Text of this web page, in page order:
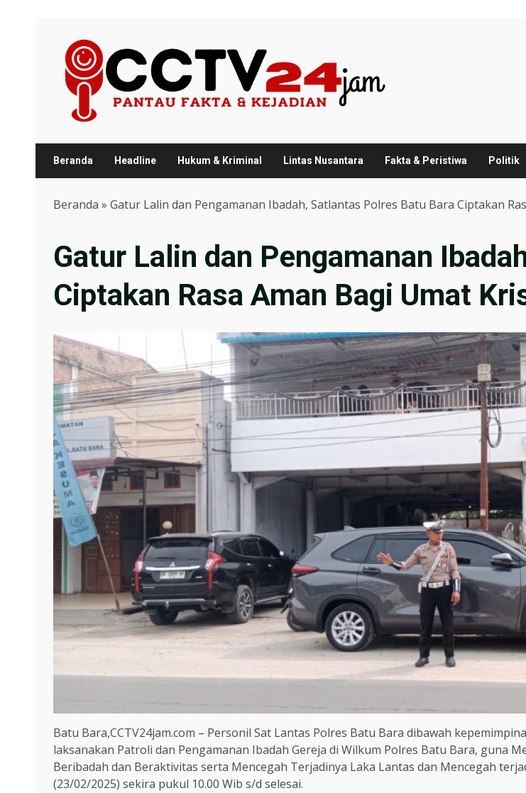
content
Beranda Headline Hukum & Kriminal Lintas Nusantara Fakta & Peristiwa Politik
Beranda » Gatur Lalin dan Pengamanan Ibadah, Satlantas Polres Batu Bara Ciptakan
Gatur Lalin dan Pengamanan
Ciptakan Rasa Aman Bagi Umat
Batu Bara,CCTV24jam.com – Personil Sat Lantas Polres Batu Bara dibawah
laksanakan Patroli dan Pengamanan Ibadah Gereja di Wilkum Polres Batu Bara, guna
Beribadah dan Beraktivitas serta Mencegah Terjadinya Laka Lantas dan Mencegah
(23/02/2025) sekira pukul 10.00 Wib s/d selesai.